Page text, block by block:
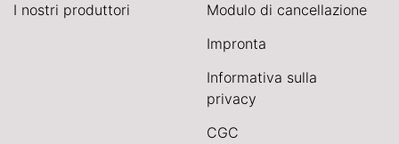
I nostri produttori
Modulo di cancellazione
Impronta
Informativa sulla
privacy
CGC